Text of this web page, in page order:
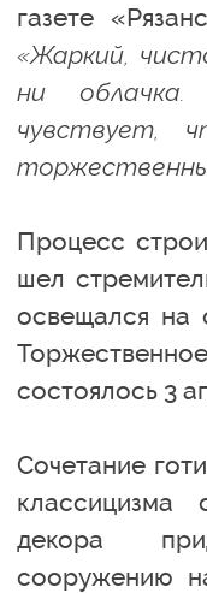
газете
«Жаркий,
ни
чувствует,
Процесс
шел
освещался на
состоялось 3
Сочетание
классицизма
декора
сооружению